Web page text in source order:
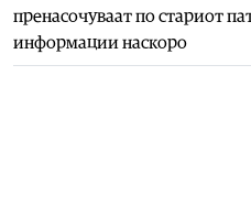
пренасочуваат по стариот
информации наскоро